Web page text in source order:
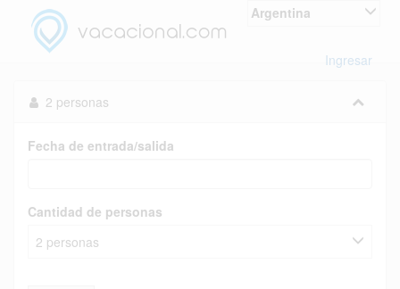
Argentina
Ingresar
2 personas
Fecha de entrada/salida
Cantidad de personas
2 personas